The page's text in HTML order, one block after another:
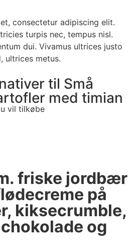
consectetur adipiscing elit.
turpis nec, tempus nisl.
dui. Vivamus ultrices justo
ultrices metus.
til Små
med timian
vil tilkøbe
friske jordbær
på
kiksecrumble,
og